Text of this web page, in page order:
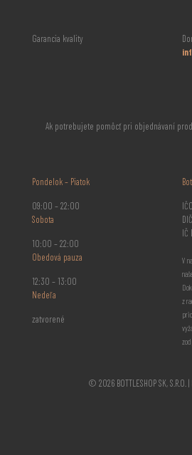
Garancia kvality
Ak potrebujete pomôcť pri objednávaní
Pondelok – Piatok
09:00 – 22:00
Sobota
10:00 – 22:00
Obedová pauza
12:30 – 13:00
Nedeľa
zatvorené
IČ
V
z
© 2026 BOTTLESHOP SK,